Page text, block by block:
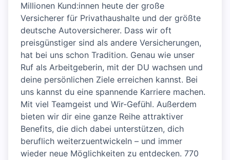
Millionen Kund:innen heute der große
Versicherer für Privathaushalte und der größte
deutsche Autoversicherer. Dass wir oft
preisgünstiger sind als andere Versicherungen,
hat bei uns schon Tradition. Genau wie unser
Ruf als Arbeitgeberin, mit der DU wachsen und
deine persönlichen Ziele erreichen kannst. Bei
uns kannst du eine spannende Karriere machen.
Mit viel Teamgeist und Wir-Gefühl. Außerdem
bieten wir dir eine ganze Reihe attraktiver
Benefits, die dich dabei unterstützen, dich
beruflich weiterzuentwickeln – und immer
wieder neue Möglichkeiten zu entdecken. 770